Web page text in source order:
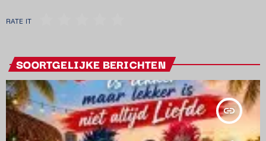
RATE IT
SOORTGELIJKE BERICHTEN
insert_link